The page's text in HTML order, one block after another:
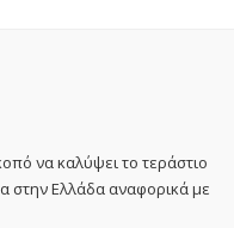
να καλύψει το τεράστιο
στην Ελλάδα αναφορικά με